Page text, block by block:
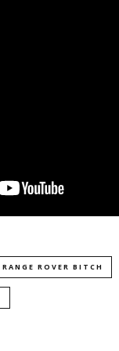
RANGE ROVER BITCH